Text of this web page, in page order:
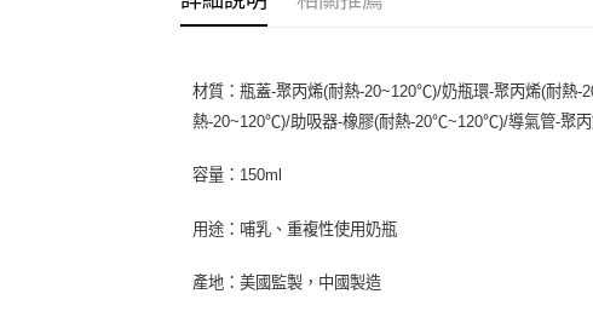
材質：瓶蓋-聚丙烯(耐熱-20~120℃)/奶瓶環-聚丙烯(耐熱
熱-20~120℃)/助吸器-橡膠(耐熱-20℃~120℃)/導氣管-聚
容量：150ml
用途：哺乳、重複性使用奶瓶
產地：美國監製，中國製造